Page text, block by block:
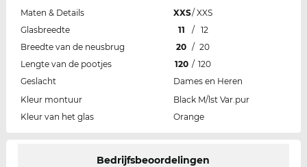
Maten & Details XXS/ XXS
Glasbreedte
11 /
12
Breedte van de neusbrug
20 / 20
Lengte van de pootjes
120 / 120
Geslacht
Dames en Heren
Kleur montuur
Black M/lst Var.pur
Kleur van het glas
Orange
Bedrijfsbeoordelingen